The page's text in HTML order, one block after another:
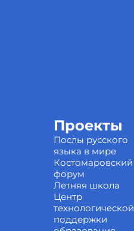
Проекты
Послы русского
языка в мире
Костомаровский
форум
Летняя школа
Центр
технологической
поддержки